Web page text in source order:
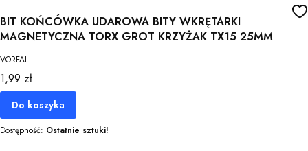
BIT KOŃCÓWKA UDAROWA BITY WKRĘTARKI
MAGNETYCZNA TORX GROT KRZYŻAK TX15 25MM
VORFAL
Cena
1,99 zł
Do koszyka
Dostępność: Ostatnie sztuki!